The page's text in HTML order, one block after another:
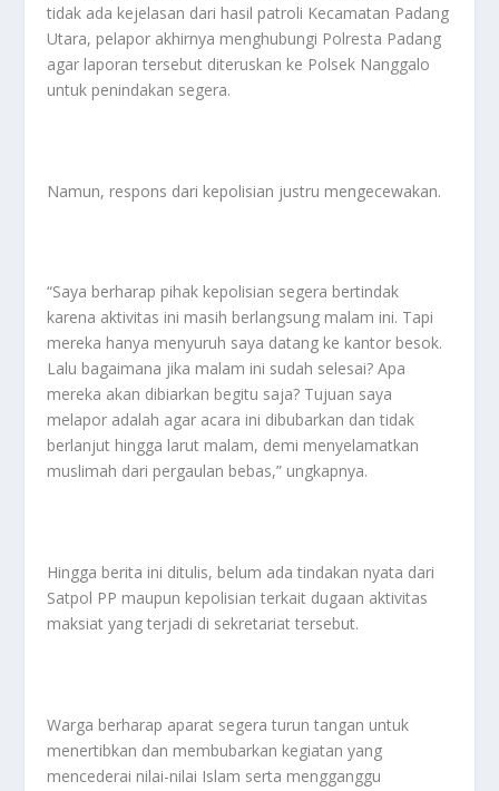
tidak ada kejelasan dari hasil patroli Kecamatan Padang
Utara, pelapor akhirnya menghubungi Polresta Padang
agar laporan tersebut diteruskan ke Polsek Nanggalo
untuk penindakan segera.
Namun, respons dari kepolisian justru mengecewakan.
“Saya berharap pihak kepolisian segera bertindak
karena aktivitas ini masih berlangsung malam ini. Tapi
mereka hanya menyuruh saya datang ke kantor besok.
Lalu bagaimana jika malam ini sudah selesai? Apa
mereka akan dibiarkan begitu saja? Tujuan saya
melapor adalah agar acara ini dibubarkan dan tidak
berlanjut hingga larut malam, demi menyelamatkan
muslimah dari pergaulan bebas,” ungkapnya.
Hingga berita ini ditulis, belum ada tindakan nyata dari
Satpol PP maupun kepolisian terkait dugaan aktivitas
maksiat yang terjadi di sekretariat tersebut.
Warga berharap aparat segera turun tangan untuk
menertibkan dan membubarkan kegiatan yang
mencederai nilai-nilai Islam serta mengganggu